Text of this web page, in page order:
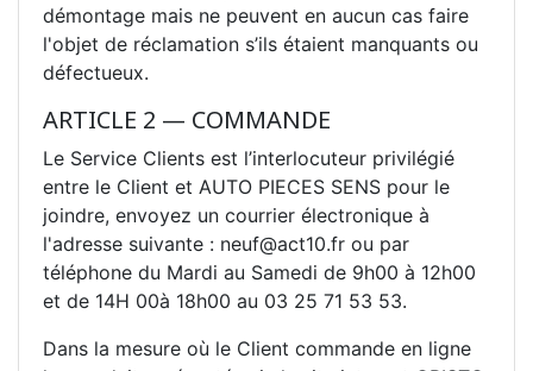
démontage mais ne peuvent en aucun cas faire
l'objet de réclamation s’ils étaient manquants ou
défectueux.
ARTICLE 2 — COMMANDE
Le Service Clients est l’interlocuteur privilégié
entre le Client et AUTO PIECES SENS pour le
joindre, envoyez un courrier électronique à
l'adresse suivante : neuf@act10.fr ou par
téléphone du Mardi au Samedi de 9h00 à 12h00
et de 14H 00à 18h00 au 03 25 71 53 53.
Dans la mesure où le Client commande en ligne